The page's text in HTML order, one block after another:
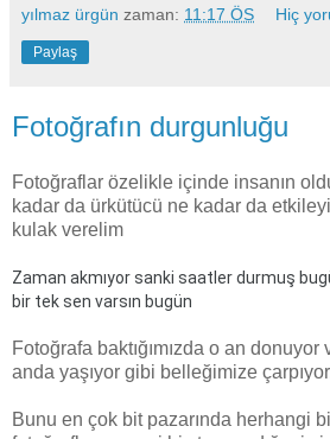
yılmaz ürgün zaman: 11:17 ÖS Hiç
Paylaş
Fotoğrafın durgunluğu
Fotoğraflar özelikle içinde insanın
kadar da ürkütücü ne kadar da
kulak verelim
Zaman akmıyor sanki saatler durmuş
bir tek sen varsın bugün
Fotoğrafa baktığımızda o an donuyor
anda yaşıyor gibi belleğimize
Bunu en çok bit pazarında herhangi